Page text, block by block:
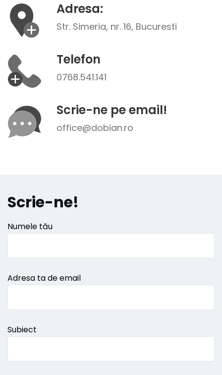
Adresa:
Str. Simeria, nr. 16, Bucuresti
Telefon
0768.541.141
Scrie-ne pe email!
office@dobian.ro
Scrie-ne!
Numele tău
Adresa ta de email
Subiect